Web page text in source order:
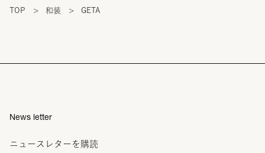
TOP > 和装 > GETA
News letter
ニュースレターを購読